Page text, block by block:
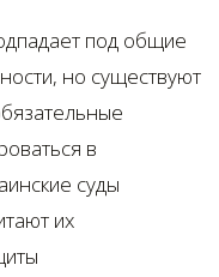
под общие
но существуют
в
суды
их